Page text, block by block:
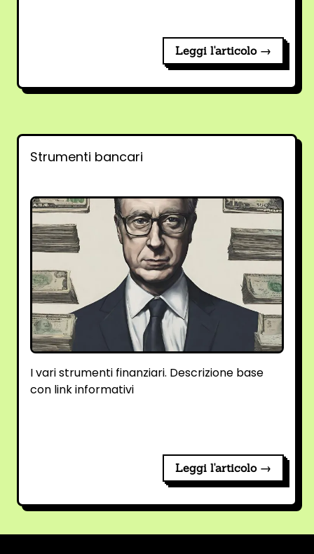
Leggi l'articolo →
Strumenti bancari
I vari strumenti finanziari. Descrizione base
con link informativi
Leggi l'articolo →